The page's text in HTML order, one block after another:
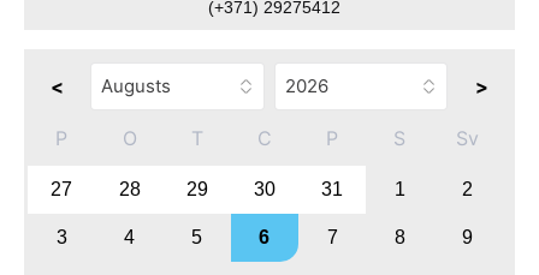
(+371) 29275412
< >
P O T C P S Sv
27 28 29 30 31 1 2
3 4 5 6 7 8 9